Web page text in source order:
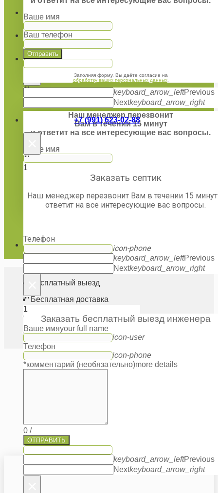
Ваше имя
Ваш телефон
Отправить
Заполняя форму, Вы даёте согласие на
обработку ваших персональных данных.
keyboard_arrow_leftPrevious
Nextkeyboard_arrow_right
+7 (991) 623-02-88
""
1
Заказать септик
Наш менеджер перезвонит Вам в течении 15
ответит на все интересующие вас вопросы.
Телефон
icon-phone
keyboard_arrow_leftPrevious
Nextkeyboard_arrow_right
""
1
Заказать бесплатный выезд инженера
Ваше имяyour full name
icon-user
Телефон
icon-phone
*комментарий (необязательно)more details
0 /
ОТПРАВИТЬ
keyboard_arrow_leftPrevious
Nextkeyboard_arrow_right
Отзывы
Контакты
×
""
1
Наш менеджер перезвонит
Вам в течении 15 минут
и ответит на все интересующие вас вопросы.
Ваше имя
Ваш телефон
Заполняя форму, Вы даёте согласие на
Search
for:
Бесплатный выезд
Бесплатная доставка
Оплата по факту
Монтаж круглый год